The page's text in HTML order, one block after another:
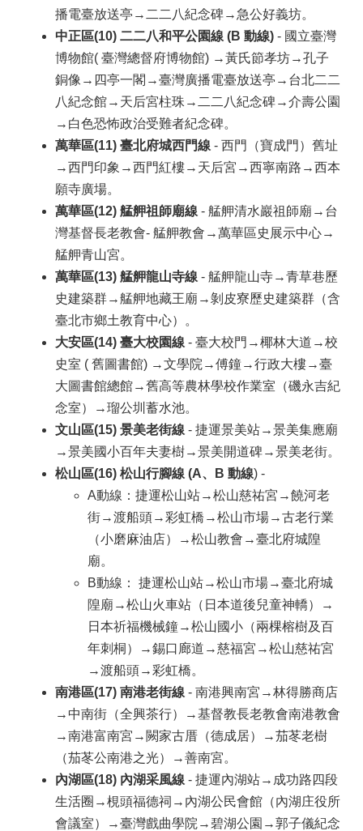
播電臺放送亭→二二八紀念碑→急公好義坊。
中正區(10) 二二八和平公園線 (B 動線) - 國立臺灣
博物館( 臺灣總督府博物館) →黃氏節孝坊→孔子
銅像→四亭一閣→臺灣廣播電臺放送亭→台北二二
八紀念館→天后宮柱珠→二二八紀念碑→介壽公園
→白色恐怖政治受難者紀念碑。
萬華區(11) 臺北府城西門線 - 西門（寶成門）舊址
→西門印象→西門紅樓→天后宮→西寧南路→西本
願寺廣場。
萬華區(12) 艋舺祖師廟線 - 艋舺清水巖祖師廟→台
灣基督長老教會- 艋舺教會→萬華區史展示中心→
艋舺青山宮。
萬華區(13) 艋舺龍山寺線 - 艋舺龍山寺→青草巷歷
史建築群→艋舺地藏王廟→剝皮寮歷史建築群（含
臺北市鄉土教育中心）。
大安區(14) 臺大校園線 - 臺大校門→椰林大道→校
史室 ( 舊圖書館) →文學院→傅鐘→行政大樓→臺
大圖書館總館→舊高等農林學校作業室（磯永吉紀
念室）→瑠公圳蓄水池。
文山區(15) 景美老街線 - 捷運景美站→景美集應廟
→景美國小百年夫妻樹→景美開道碑→景美老街。
松山區(16) 松山行腳線 (A、B 動線) -
A動線：捷運松山站→松山慈祐宮→饒河老
街→渡船頭→彩虹橋→松山市場→古老行業
（小磨麻油店）→松山教會→臺北府城隍
廟。
B動線： 捷運松山站→松山市場→臺北府城
隍廟→松山火車站（日本道後兒童神轎）→
日本祈福機械鐘→松山國小（兩棵榕樹及百
年刺桐）→錫口廊道→慈福宮→松山慈祐宮
→渡船頭→彩虹橋。
南港區(17) 南港老街線 - 南港興南宮→林得勝商店
→中南街（全興茶行）→基督教長老教會南港教會
→南港富南宮→闕家古厝（德成居）→茄苳老樹
（茄苳公南港之光）→善南宮。
內湖區(18) 內湖采風線 - 捷運內湖站→成功路四段
生活圈→梘頭福德祠→內湖公民會館（內湖庄役所
會議室）→臺灣戲曲學院→碧湖公園→郭子儀紀念